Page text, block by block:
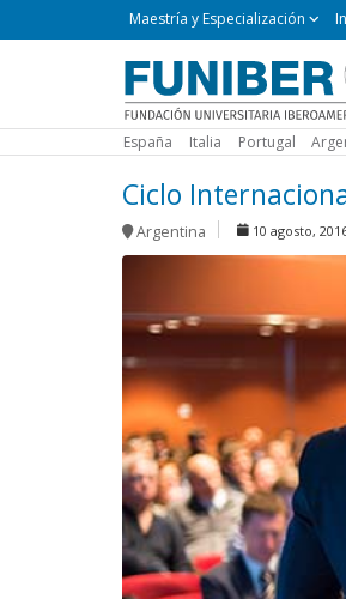
Maestría
Maestría y Especialización
España Italia Portugal
Ciclo
Argentina 10 agosto,